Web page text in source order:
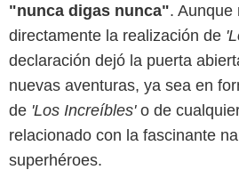
"nunca digas nunca". Aunque
directamente la realización de
declaración dejó la puerta
nuevas aventuras, ya sea en
de 'Los Increíbles'o de
relacionado con la fascinante
superhéroes.